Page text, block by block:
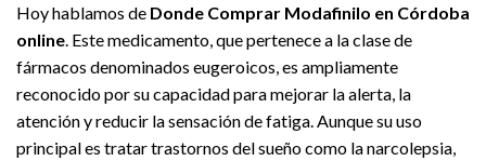
Hoy hablamos de Donde Comprar Modafinilo en Córdoba
online. Este medicamento, que pertenece a la clase de
fármacos denominados eugeroicos, es ampliamente
reconocido por su capacidad para mejorar la alerta, la
atención y reducir la sensación de fatiga. Aunque su uso
principal es tratar trastornos del sueño como la narcolepsia,